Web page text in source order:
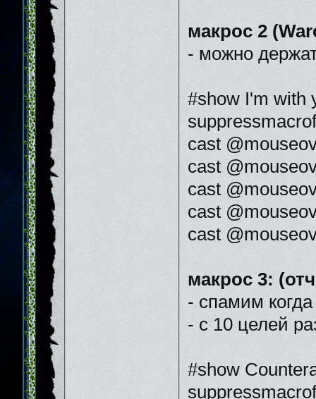
макрос 2
- можно
#show I'm with
cast
cast
cast
cast
cast
макрос 3:
- спамим
- с 10 целей
#show